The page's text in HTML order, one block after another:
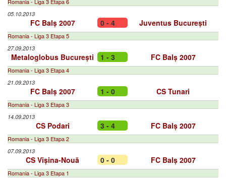
05.10.2013
FC Balș 2007 0 - 4 Juventus București
Romania - Liga 3 Etapa 5
27.09.2013
Metaloglobus București 1 - 3 FC Balș 2007
Romania - Liga 3 Etapa 4
21.09.2013
FC Balș 2007 1 - 0 CS Tunari
Romania - Liga 3 Etapa 3
14.09.2013
CS Podari 3 - 4 FC Balș 2007
Romania - Liga 3 Etapa 2
07.09.2013
CS Vișina-Nouă 0 - 0 FC Balș 2007
Romania - Liga 3 Etapa 1